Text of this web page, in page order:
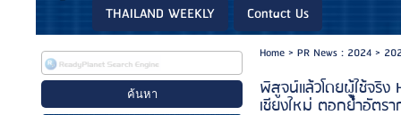
THAILAND WEEKLY
Contact Us
Home> PR News : 2024>
พิสูจน์แล้วโดยผู้ใช้จริ
เชียงใหม่ ตอกย้ำอัตร